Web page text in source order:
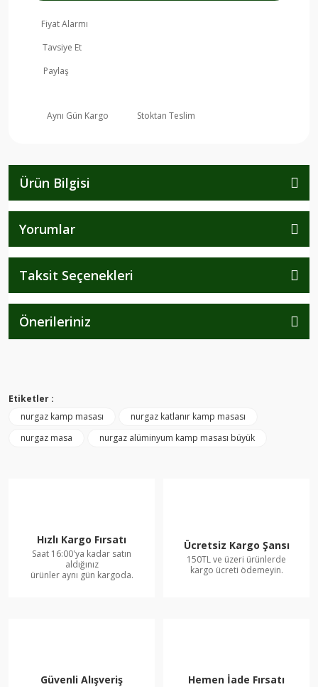
Fiyat Alarmı
Tavsiye Et
Paylaş
Aynı Gün Kargo Stoktan Teslim
Ürün Bilgisi
Yorumlar
Taksit Seçenekleri
Önerileriniz
Etiketler :
nurgaz kamp masası
nurgaz katlanır kamp masası
nurgaz masa
nurgaz alüminyum kamp masası büyük
Hızlı Kargo Fırsatı
Saat 16:00'ya kadar satın
aldığınız
ürünler aynı gün kargoda.
Ücretsiz Kargo Şansı
150TL ve üzeri ürünlerde
kargo ücreti ödemeyin.
Güvenli Alışveriş Hemen İade Fırsatı